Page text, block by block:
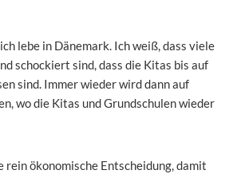
lebe in Dänemark. Ich weiß, dass viele
schockiert sind, dass die Kitas bis auf
sind. Immer wieder wird dann auf
wo die Kitas und Grundschulen wieder
rein ökonomische Entscheidung, damit